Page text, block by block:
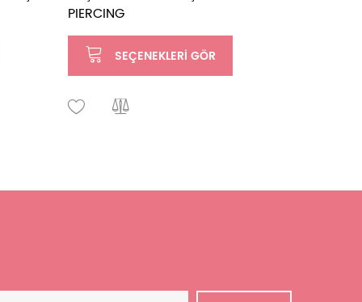
PIERCING
SEÇENEKLERI GÖR